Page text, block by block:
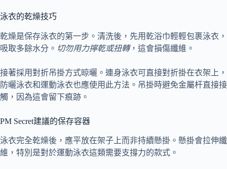
泳衣的乾燥技巧
乾燥是保存泳衣的第一步。清洗後，先用乾浴巾輕輕包裹泳衣，
吸取多餘水分。 切勿用力擰乾或扭轉，這會損傷纖維。
接著採用對折吊掛方式晾曬。連身泳衣可直接對折掛在衣架上，
防曬泳衣和運動泳衣也應使用此方法。吊掛時避免金屬杆直接接
觸，因為這會留下痕跡。
PM Secret建議的保存容器
泳衣完全乾燥後，應平放在架子上而非持續懸掛。懸掛會拉伸纖
維，特別是對於運動泳衣這類需要支撐力的款式。